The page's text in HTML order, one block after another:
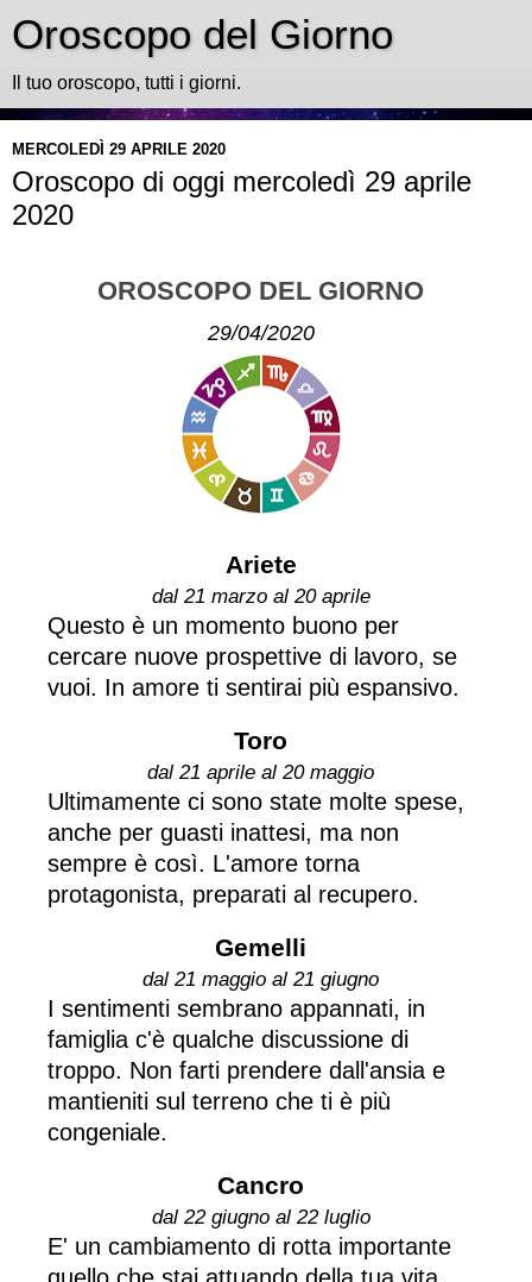
Oroscopo del Giorno
Il tuo oroscopo, tutti i giorni.
MERCOLEDÌ 29 APRILE 2020
Oroscopo di oggi mercoledì 29 aprile
2020
OROSCOPO DEL GIORNO
29/04/2020
Ariete
dal 21 marzo al 20 aprile
Questo è un momento buono per
cercare nuove prospettive di lavoro, se
vuoi. In amore ti sentirai più espansivo.
Toro
dal 21 aprile al 20 maggio
Ultimamente ci sono state molte spese,
anche per guasti inattesi, ma non
sempre è così. L'amore torna
protagonista, preparati al recupero.
Gemelli
dal 21 maggio al 21 giugno
I sentimenti sembrano appannati, in
famiglia c'è qualche discussione di
troppo. Non farti prendere dall'ansia e
mantieniti sul terreno che ti è più
congeniale.
Cancro
dal 22 giugno al 22 luglio
E' un cambiamento di rotta importante